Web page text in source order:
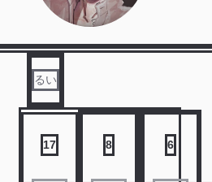
るい
17 8 6